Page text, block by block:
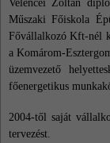
Velencei Zoltán
Műszaki Főiskola
Fővállalkozó Kft-nél
a Komárom-
üzemvezető
főenergetikus
2004-től saját
tervezést.